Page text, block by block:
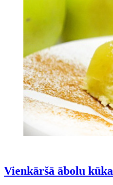
Vienkāršā ābolu kūka